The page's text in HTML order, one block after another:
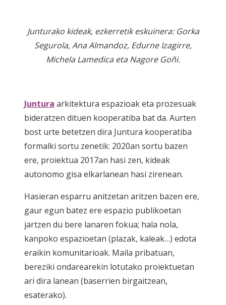
Junturako kideak, ezkerretik eskuinera: Gorka
Segurola, Ana Almandoz, Edurne Izagirre,
Michela Lamedica eta Nagore Goñi.
Juntura arkitektura espazioak eta prozesuak
bideratzen dituen kooperatiba bat da. Aurten
bost urte betetzen dira Juntura kooperatiba
formalki sortu zenetik: 2020an sortu bazen
ere, proiektua 2017an hasi zen, kideak
autonomo gisa elkarlanean hasi zirenean.
Hasieran esparru anitzetan aritzen bazen ere,
gaur egun batez ere espazio publikoetan
jartzen du bere lanaren fokua; hala nola,
kanpoko espazioetan (plazak, kaleak…) edota
eraikin komunitarioak. Maila pribatuan,
bereziki ondarearekin lotutako proiektuetan
ari dira lanean (baserrien birgaitzean,
esaterako).